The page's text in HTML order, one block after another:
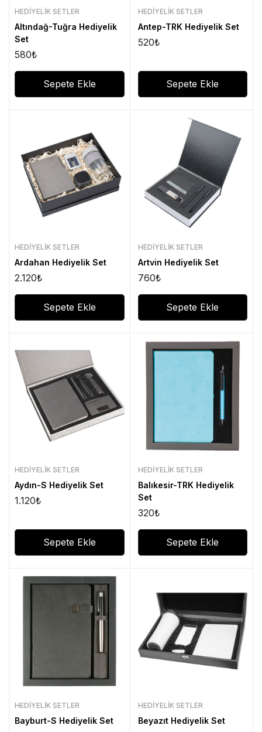
HEDIYELIK SETLER
Altındağ-Tuğra Hediyelik
Set
580₺
Sepete Ekle
HEDIYELIK SETLER
Antep-TRK Hediyelik Set
520₺
Sepete Ekle
HEDIYELIK SETLER
Ardahan Hediyelik Set
2.120₺
Sepete Ekle
HEDIYELIK SETLER
Artvin Hediyelik Set
760₺
Sepete Ekle
HEDIYELIK SETLER
Aydın-S Hediyelik Set
1.120₺
Sepete Ekle
HEDIYELIK SETLER
Balıkesir-TRK Hediyelik
Set
320₺
Sepete Ekle
HEDIYELIK SETLER
Bayburt-S Hediyelik Set
HEDIYELIK SETLER
Beyazıt Hediyelik Set